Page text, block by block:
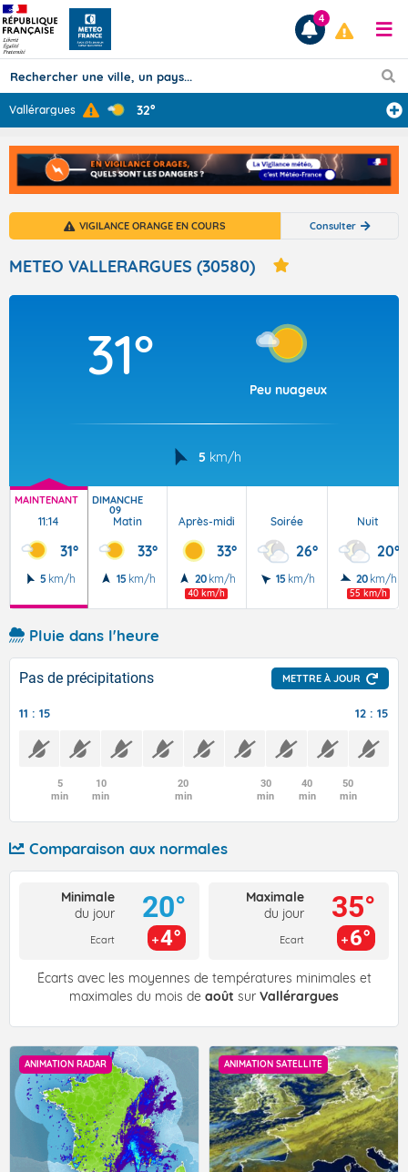
Prévisions
TOUS LES RÉSULTATS
Articles
4
Vallérargues 32°
VIGILANCE ORANGE EN COURS Consulter
METEO VALLERARGUES (30580)
31°
Peu nuageux
5 km/h
MAINTENANT
11:14
31°
5 km/h
DIMANCHE
09
Matin
33°
15 km/h
Après-midi
33°
20 km/h
40 km/h
Soirée
26°
15 km/h
Nuit
20°
20 km/h
55 km/h
Pluie dans l'heure
Pas de précipitations METTRE À JOUR
11 : 15 12 : 15
5
min
10
min
20
min
30
min
40
min
50
min
Comparaison aux normales
Minimale
du jour
Ecart
20°
4°
Maximale
du jour
Ecart
35°
6°
Écarts avec les moyennes de températures minimales et
maximales du mois de août sur Vallérargues
ANIMATION RADAR ANIMATION SATELLITE